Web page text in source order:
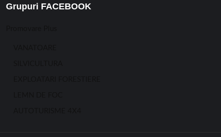
Grupuri FACEBOOK